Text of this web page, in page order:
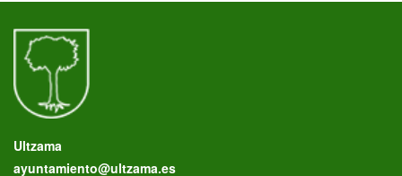
Ultzama
ayuntamiento@ultzama.es